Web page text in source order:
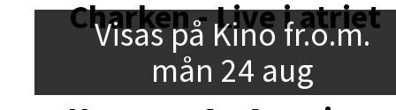
Charken - Live i atriet
Visas på Kino fr.o.m.
mån 24 aug